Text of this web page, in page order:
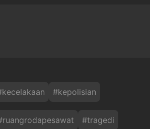
kecelakaan #kepolisian
ruangrodapesawat #tragedi